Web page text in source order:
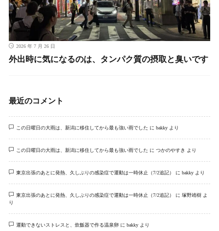
2026 年 7 月 26 日
外出時に気になるのは、タンパク質の摂取と臭いです
最近のコメント
この日曜日の大雨は、新潟に移住してから最も強い雨でした に bakkyより
この日曜日の大雨は、新潟に移住してから最も強い雨でした に つかのやすき より
東京出張のあとに発熱、久しぶりの感染症で運動は一時休止（7/2追記） に bakkyより
東京出張のあとに発熱、久しぶりの感染症で運動は一時休止（7/2追記） に 塚野靖樹よ
り
運動できないストレスと、炊飯器で作る温泉卵に bakkyより